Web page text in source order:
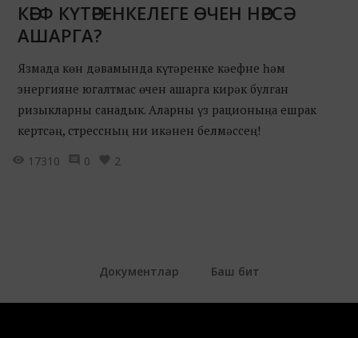
КӘЕФ КҮТӘРЕНКЕЛЕГЕ ӨЧЕН НӘРСӘ
АШАРГА?
Язмада көн дәвамында күтәренке кәефне һәм
энергияне югалтмас өчен ашарга кирәк булган
ризыкларны санадык. Аларны үз рационыңа ешрак
кертсәң, стрессның ни икәнен белмәссең!
17310
0 2
Документлар Баш бит